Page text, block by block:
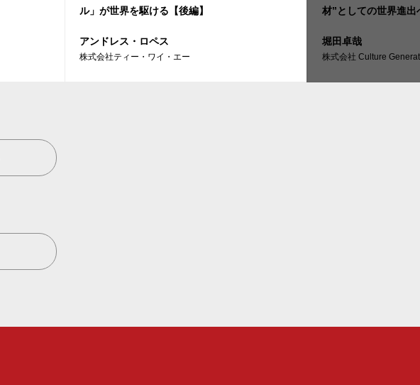
ル」が世界を駆ける【後編】
アンドレス・ロペス
株式会社ティー・ワイ・エー
材”としての世界進
堀田卓哉
株式会社 Culture